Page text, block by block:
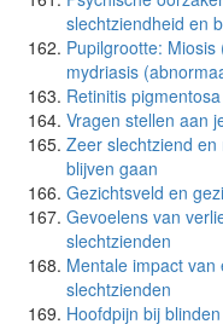
slechtziendheid en
Pupilgrootte:
mydriasis
Retinitis
Vragen stellen aan
Zeer slechtziend
blijven gaan
Gezichtsveld en
Gevoelens van
slechtzienden
Mentale impact
slechtzienden
Hoofdpijn bij